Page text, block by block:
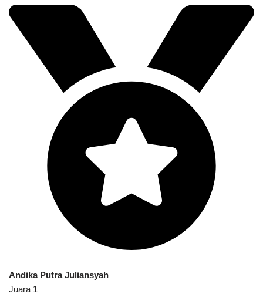
Andika Putra Juliansyah
Juara 1